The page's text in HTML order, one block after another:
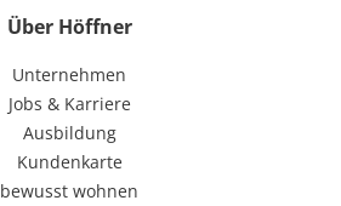
Über Höffner
Unternehmen
Jobs & Karriere
Ausbildung
Kundenkarte
bewusst wohnen